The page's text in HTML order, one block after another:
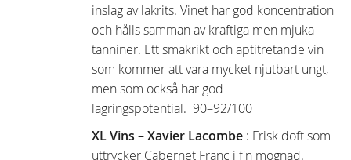
inslag av lakrits. Vinet har god koncentration
och hålls samman av kraftiga men mjuka
tanniner. Ett smakrikt och aptitretande vin
som kommer att vara mycket njutbart ungt,
men som också har god
lagringspotential. 90–92/100
XL Vins – Xavier Lacombe : Frisk doft som
uttrycker Cabernet Franc i fin mognad.